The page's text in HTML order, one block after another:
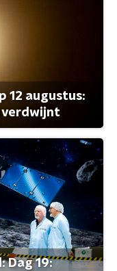
12 augustus:
verdwijnt
Dag 19: